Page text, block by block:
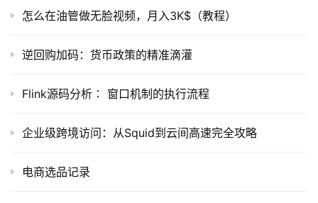
词
开
代
链
怎么在油管做无脸视频，月入3K$（教程）
逆回购加码：货币政策的精准滴灌
Flink源码分析∶ 窗口机制的执行流程
企业级跨境访问：从Squid到云间高速完全攻略
电商选品记录